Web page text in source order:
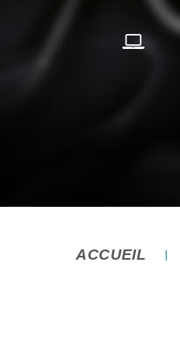
ACCUEIL